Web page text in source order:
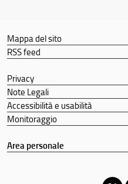
Mappa del sito
RSS feed
Privacy
Note Legali
Accessibilità e usabilità
Monitoraggio
Area personale